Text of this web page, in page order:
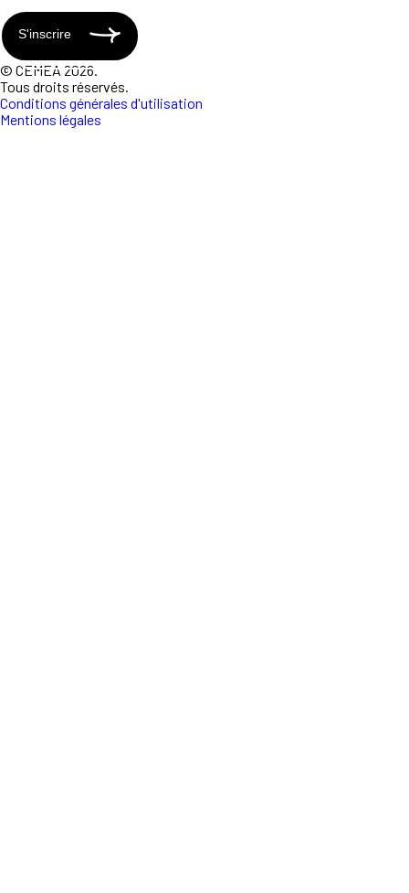
S'inscrire
© CEMEA 2026.
Tous droits réservés.
Conditions générales d'utilisation
Mentions légales